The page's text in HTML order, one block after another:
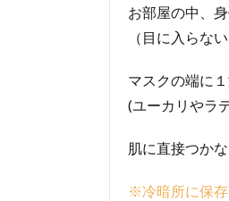
お部屋の中、
（目に入らな
マスクの端に
(ユーカリやラ
肌に直接つか
※冷暗所に保存